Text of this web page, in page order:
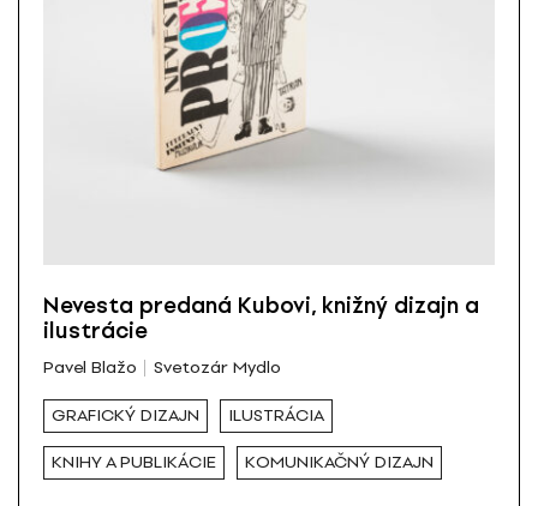
Nevesta predaná Kubovi, knižný dizajn a
ilustrácie
Pavel Blažo Svetozár Mydlo
GRAFICKÝ DIZAJN ILUSTRÁCIA
KNIHY A PUBLIKÁCIE KOMUNIKAČNÝ DIZAJN